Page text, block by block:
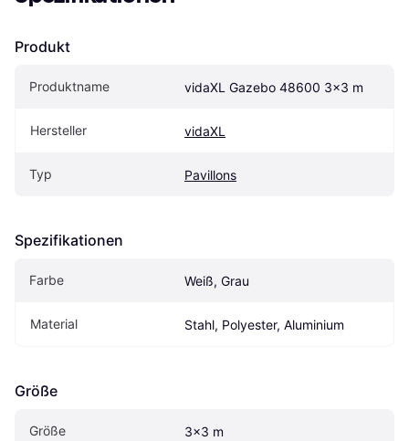
Produkt
Produktname vidaXL Gazebo 48600 3x3 m
Hersteller vidaXL
Typ Pavillons
Spezifikationen
Farbe Weiß, Grau
Material Stahl, Polyester, Aluminium
Größe
Größe 3x3 m